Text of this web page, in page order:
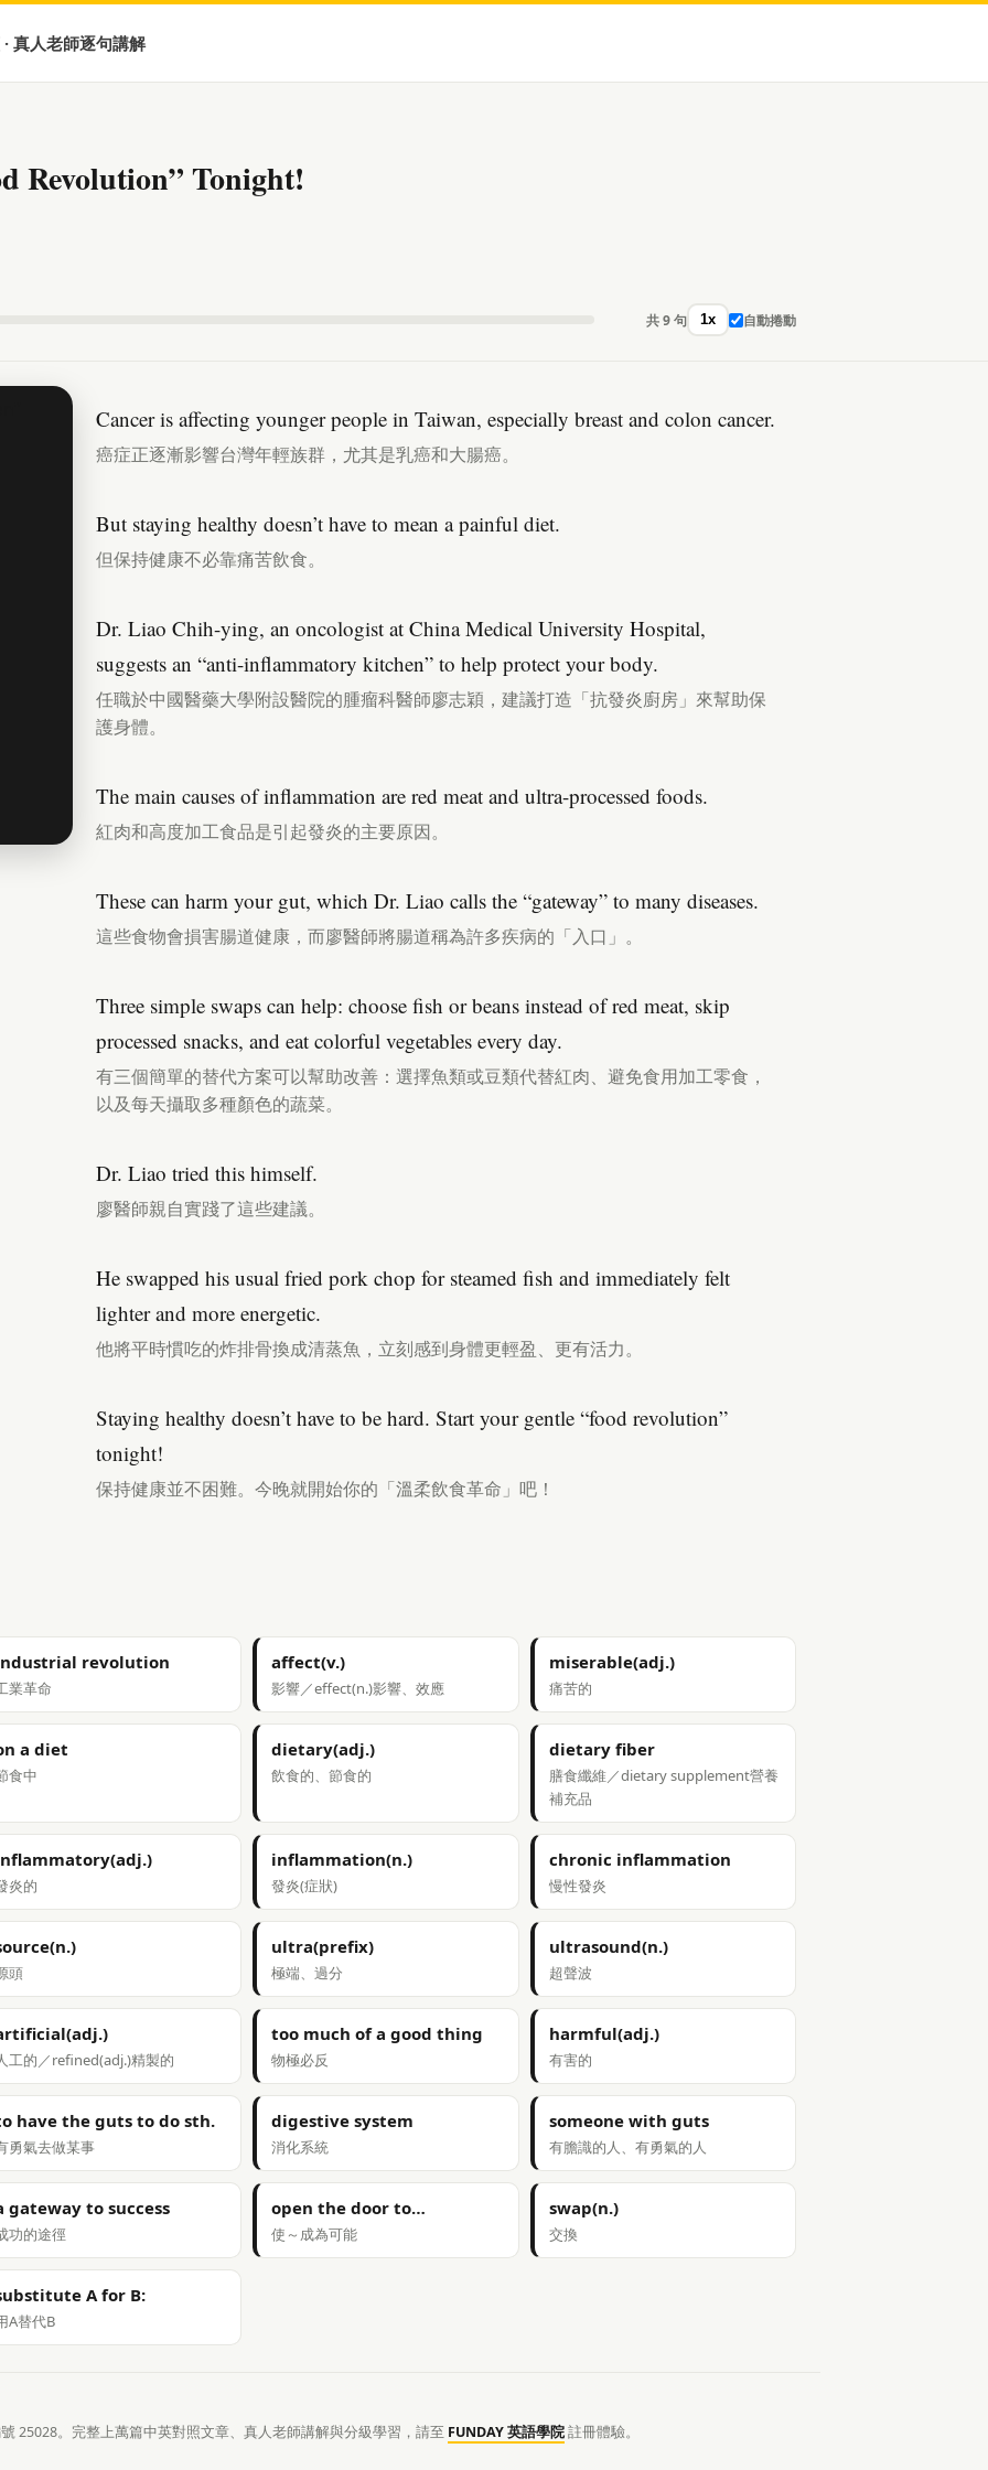
真人老師逐句講解
Revolution” Tonight!
共 9 句 1x 自動捲動
Cancer is affecting younger people in Taiwan, especially breast and colon cancer.
癌症正逐漸影響台灣年輕族群，尤其是乳癌和大腸癌。
But staying healthy doesn’t have to mean a painful diet.
但保持健康不必靠痛苦飲食。
Dr. Liao Chih-ying, an oncologist at China Medical University Hospital,
suggests an “anti-inflammatory kitchen” to help protect your body.
任職於中國醫藥大學附設醫院的腫瘤科醫師廖志穎，建議打造「抗發炎廚房」來幫助保
護身體。
The main causes of inflammation are red meat and ultra-processed foods.
紅肉和高度加工食品是引起發炎的主要原因。
These can harm your gut, which Dr. Liao calls the “gateway” to many diseases.
這些食物會損害腸道健康，而廖醫師將腸道稱為許多疾病的「入口」。
Three simple swaps can help: choose fish or beans instead of red meat, skip
processed snacks, and eat colorful vegetables every day.
有三個簡單的替代方案可以幫助改善：選擇魚類或豆類代替紅肉、避免食用加工零食，
以及每天攝取多種顏色的蔬菜。
Dr. Liao tried this himself.
廖醫師親自實踐了這些建議。
He swapped his usual fried pork chop for steamed fish and immediately felt
lighter and more energetic.
他將平時慣吃的炸排骨換成清蒸魚，立刻感到身體更輕盈、更有活力。
Staying healthy doesn’t have to be hard. Start your gentle “food revolution”
tonight!
保持健康並不困難。今晚就開始你的「溫柔飲食革命」吧！
revolution
業革命
affect(v.)
影響／effect(n.)影響、效應
miserable(adj.)
痛苦的
a diet
食中
dietary(adj.)
飲食的、節食的
dietary fiber
膳食纖維／dietary supplement營養
補充品
炎的
inflammation(n.)
發炎(症狀)
chronic inflammation
慢性發炎
頭
ultra(prefix)
極端、過分
ultrasound(n.)
超聲波
工的／refined(adj.)精製的
too much of a good thing
物極必反
harmful(adj.)
有害的
have the guts to do sth.
勇氣去做某事
digestive system
消化系統
someone with guts
有膽識的人、有勇氣的人
gateway to success
功的途徑
open the door to…
使～成為可能
swap(n.)
交換
A for B:
A替代B
25028。完整上萬篇中英對照文章、真人老師講解與分級學習，請至 FUNDAY 英語學院註冊體驗。